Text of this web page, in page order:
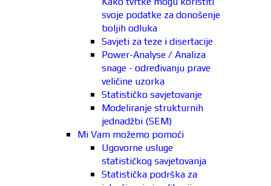
svoje podatke za donošenje
boljih odluka
Savjeti za teze i disertacije
Power-Analyse / Analiza
snage - određivanju prave
veličine uzorka
Statističko savjetovanje
Modeliranje strukturnih
jednadžbi (SEM)
Mi Vam možemo pomoći
Ugovorne usluge
statističkog savjetovanja
Statistička podrška za